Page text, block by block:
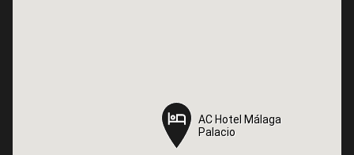
AC Hotel Málaga
Palacio
AC Hotel Málaga
Palacio